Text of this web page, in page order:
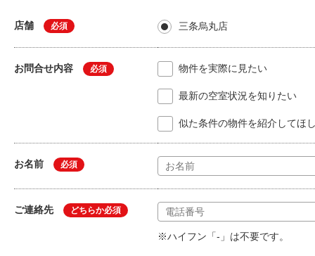
店舗 必須 三条烏丸店
お問合せ内容 必須 物件を実際に見たい
最新の空室状況を知りたい
似た条件の物件を紹介してほ
お名前 必須
ご連絡先 どちらか必須
※ハイフン「-」は不要です。